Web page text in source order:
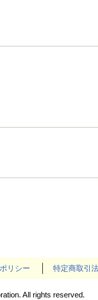
リシー 特定商取引
All rights reserved.